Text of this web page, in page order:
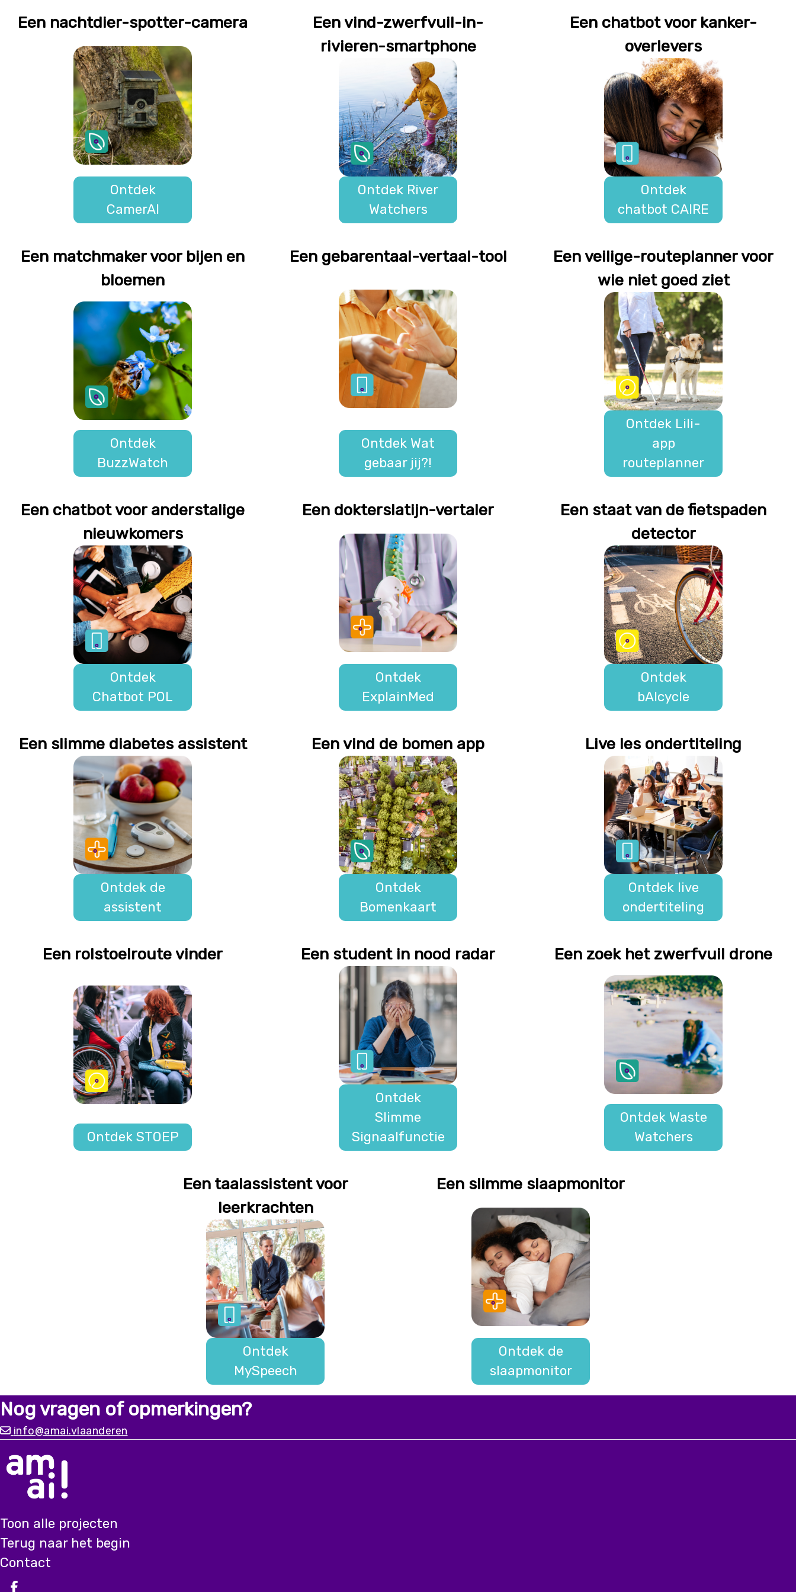
Een nachtdier-spotter-camera
Ontdek
CamerAI
Een vind-zwerfvuil-in-
rivieren-smartphone
Ontdek River
Watchers
Een chatbot voor kanker-
overlevers
Ontdek
chatbot CAIRE
Een matchmaker voor bijen en
bloemen
Ontdek
BuzzWatch
Een gebarentaal-vertaal-tool
Ontdek Wat
gebaar jij?!
Een veilige-routeplanner voor
wie niet goed ziet
Ontdek Lili-
app
routeplanner
Een chatbot voor anderstalige
nieuwkomers
Ontdek
Chatbot POL
Een dokterslatijn-vertaler
Ontdek
ExplainMed
Een staat van de fietspaden
detector
Ontdek
bAIcycle
Een slimme diabetes assistent
Ontdek de
assistent
Een vind de bomen app
Ontdek
Bomenkaart
Live les ondertiteling
Ontdek live
ondertiteling
Een rolstoelroute vinder
Ontdek STOEP
Een student in nood radar
Ontdek
Slimme
Signaalfunctie
Een zoek het zwerfvuil drone
Ontdek Waste
Watchers
Een taalassistent voor
leerkrachten
Ontdek
MySpeech
Een slimme slaapmonitor
Ontdek de
slaapmonitor
Nog vragen of opmerkingen?
info@amai.vlaanderen
Toon alle projecten
Terug naar het begin
Contact